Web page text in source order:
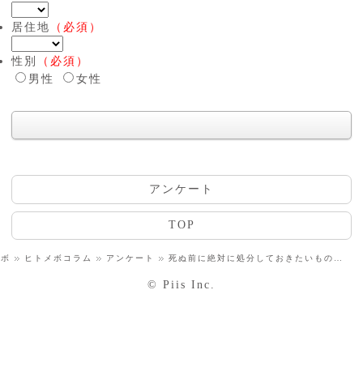
居住地 （必須）
性別
（必須）
男性
女性
アンケート
TOP
ヒトメボコラム アンケート
© Piis Inc.